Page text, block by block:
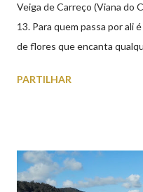
Veiga de Carreço (Viana do
13. Para quem passa por ali
de flores que encanta
aproveite a paisagem como
PARTILHAR